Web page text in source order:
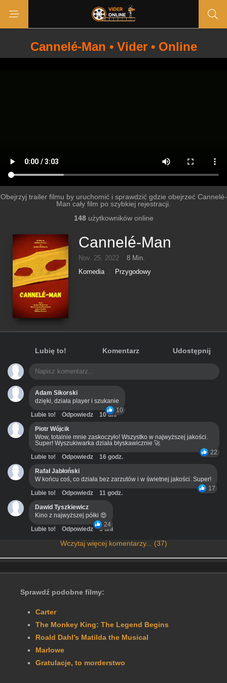
Cannelé-Man • Vider • Online
Obejrzyj trailer filmu by uruchomić i sprawdzić gdzie obejrzeć Cannelé-
Man cały film po szybkiej rejestracji.
148użytkowników online
Cannelé-Man
Nov. 25, 2022
8 Min.
Komedia
Przygodowy
Lubię to! Komentarz Udostępnij
Adam Sikorski
dzięki, działa player i szukanie
10
Lubie to! Odpowiedz
10 dni
Piotr Wójcik
Wow, totalnie mnie zaskoczyło! Wszystko w najwyższej jakości.
Super! Wyszukiwarka działa błyskawicznie 🚀
22
Lubie to! Odpowiedz
16 godz.
Rafał Jabłoński
W końcu coś, co działa bez zarzutów i w świetnej jakości. Super!
17
Lubie to! Odpowiedz
11 godz.
Dawid Tyszkiewicz
Kino z najwyższej półki 😍
24
Lubie to! Odpowiedz 3 dni
Wczytaj więcej komentarzy... (37)
Sprawdź podobne filmy:
Carter
The Monkey King: The Legend Begins
Roald Dahl’s Matilda the Musical
Marlowe
Gratulacje, to morderstwo